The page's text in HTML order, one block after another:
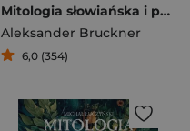
Mitologia słowiańska i polska
Aleksander Bruckner
6,0 (354)